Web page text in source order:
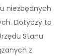
niezbędnych
Dotyczy to
Stanu
z